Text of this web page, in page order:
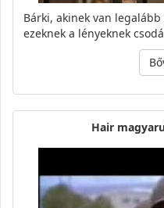
Bárki, akinek van
ezeknek a lényeknek
Hair